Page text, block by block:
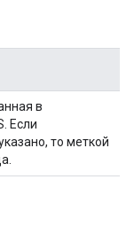
в
Если
то меткой